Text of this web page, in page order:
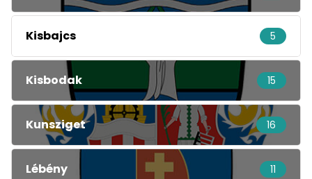
Kisbajcs 5
Kisbodak 15
Kunsziget 16
Lébény 11